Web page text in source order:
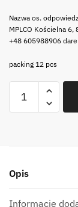
Nazwa os.
MPLCO Kościelna 6,
+48 605988906
packing 12 pcs
Bisette
do
Bisette
Opis
Informacje